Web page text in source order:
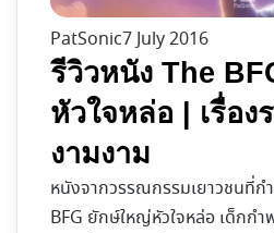
PatSonic7 July 2016
รีวิวหนัง The
หัวใจหล่อ | เรื่อง
งามงาม
หนังจากวรรณกรรมเยาวชนที่ก
BFG ยักษ์ใหญ่หัวใจหล่อ เด็กก